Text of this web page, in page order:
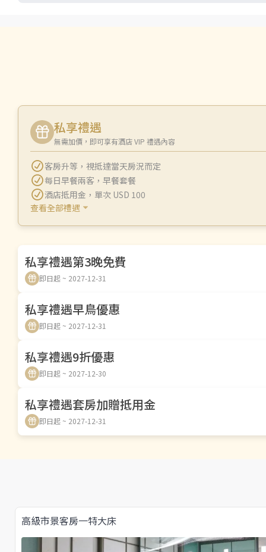
私享禮遇
無需加價，即可享有酒店 VIP 禮遇內容
客房升等 ， 視抵達當天房況而定
每日早餐兩客 ， 早餐套餐
酒店抵用金 ， 單次 USD 100
查看全部禮遇
私享禮遇第3晚免費
即日起 ~ 2027-12-31
私享禮遇早鳥優惠
即日起 ~ 2027-12-31
私享禮遇9折優惠
即日起 ~ 2027-12-30
私享禮遇套房加贈抵用金
即日起 ~ 2027-12-31
高級市景客房一特大床